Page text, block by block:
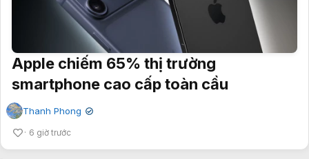
Apple chiếm 65% thị trường
smartphone cao cấp toàn cầu
Thanh Phong ✔
6 giờ trước